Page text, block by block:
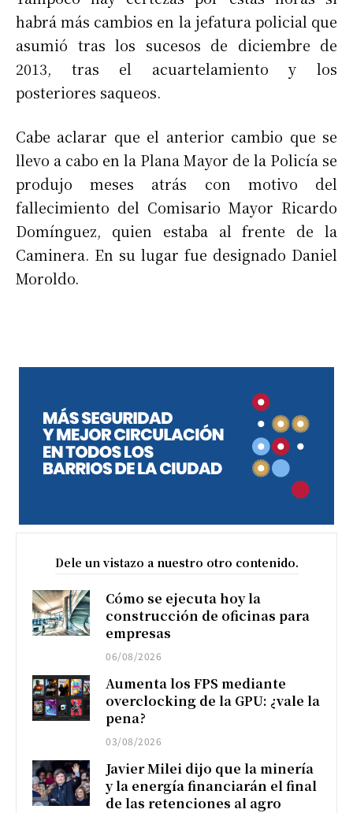
habrá más cambios en la jefatura policial que
asumió tras los sucesos de diciembre de
2013, tras el acuartelamiento y los
posteriores saqueos.
Cabe aclarar que el anterior cambio que se
llevo a cabo en la Plana Mayor de la Policía se
produjo meses atrás con motivo del
fallecimiento del Comisario Mayor Ricardo
Domínguez, quien estaba al frente de la
Caminera. En su lugar fue designado Daniel
Moroldo.
Dele un vistazo a nuestro otro contenido.
Cómo se ejecuta hoy la
construcción de oficinas para
empresas
06/08/2026
Aumenta los FPS mediante
overclocking de la GPU: ¿vale la
pena?
03/08/2026
Javier Milei dijo que la minería
y la energía financiarán el final
de las retenciones al agro